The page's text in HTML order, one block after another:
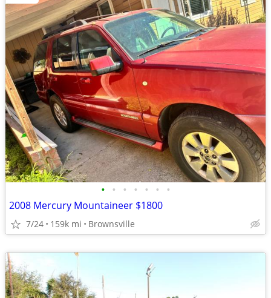
• • • • • • •
2008 Mercury Mountaineer $1800
7/24 159k mi Brownsville